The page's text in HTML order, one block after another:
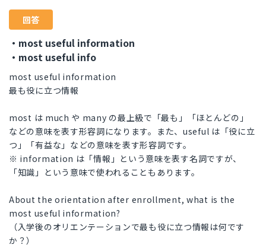
回答
・most useful information
・most useful info
most useful information
最も役に立つ情報
most は much や many の最上級で「最も」「ほとんどの」
などの意味を表す形容詞になります。また、useful は「役に立
つ」「有益な」などの意味を表す形容詞です。
※ information は「情報」という意味を表す名詞ですが、
「知識」という意味で使われることもあります。
About the orientation after enrollment, what is the
most useful information?
（入学後のオリエンテーションで最も役に立つ情報は何です
か？）